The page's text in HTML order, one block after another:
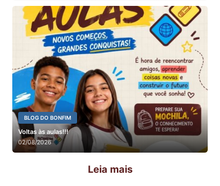
BLOG DO BONFIM
Voltas às aulas!!!
02/08/2026
Leia mais